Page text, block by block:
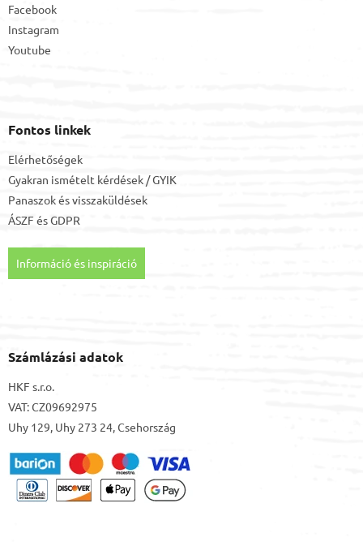
Facebook
Instagram
Youtube
Fontos linkek
Elérhetőségek
Gyakran ismételt kérdések / GYIK
Panaszok és visszaküldések
ÁSZF ésGDPR
Információ és inspiráció
Számlázási adatok
HKF s.r.o.
VAT: CZ09692975
Uhy 129, Uhy 273 24, Csehország